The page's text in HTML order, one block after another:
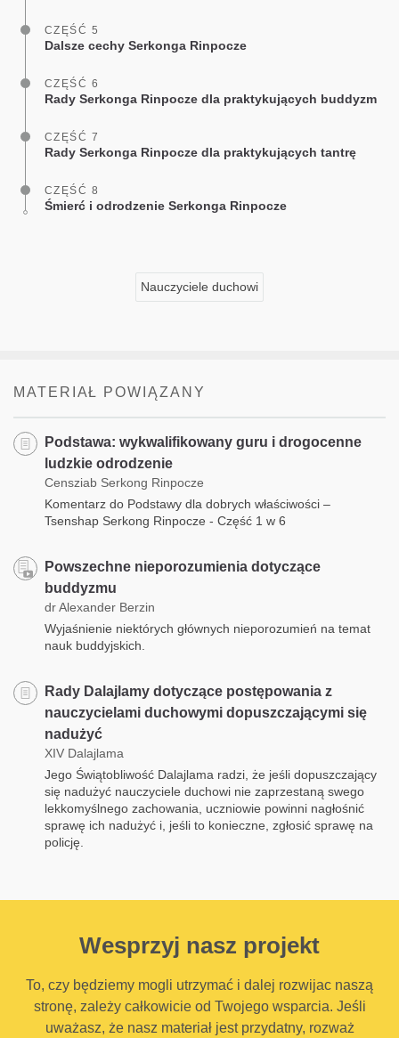
CZĘŚĆ 5
Dalsze cechy Serkonga Rinpocze
CZĘŚĆ 6
Rady Serkonga Rinpocze dla praktykujących buddyzm
CZĘŚĆ 7
Rady Serkonga Rinpocze dla praktykujących tantrę
CZĘŚĆ 8
Śmierć i odrodzenie Serkonga Rinpocze
Nauczyciele duchowi
MATERIAŁ POWIĄZANY
Podstawa: wykwalifikowany guru i drogocenne
ludzkie odrodzenie
Censziab Serkong Rinpocze
Komentarz do Podstawy dla dobrych właściwości –
Tsenshap Serkong Rinpocze - Część 1 w 6
Powszechne nieporozumienia dotyczące
buddyzmu
dr Alexander Berzin
Wyjaśnienie niektórych głównych nieporozumień na temat
nauk buddyjskich.
Rady Dalajlamy dotyczące postępowania z
nauczycielami duchowymi dopuszczającymi się
nadużyć
XIV Dalajlama
Jego Świątobliwość Dalajlama radzi, że jeśli dopuszczający
się nadużyć nauczyciele duchowi nie zaprzestaną swego
lekkomyślnego zachowania, uczniowie powinni nagłośnić
sprawę ich nadużyć i, jeśli to konieczne, zgłosić sprawę na
policję.
Wesprzyj nasz projekt
To, czy będziemy mogli utrzymać i dalej rozwijac naszą
stronę, zależy całkowicie od Twojego wsparcia. Jeśli
uważasz, że nasz materiał jest przydatny, rozważ